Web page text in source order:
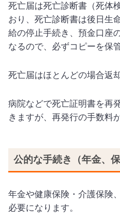
死亡届は死亡診断書（死体
おり、死亡診断書は後日生
給の停止手続き、預金口座
なるので、必ずコピーを保
死亡届はほとんどの場合返
病院などで死亡証明書を再
きますが、再発行の手数料
公的な手続き（年金、
年金や健康保険・介護保険
必要になります。